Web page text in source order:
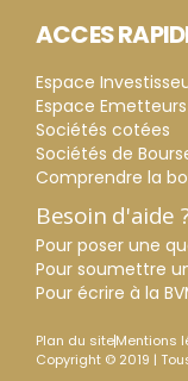
ACCES
Espace
Espace Emetteurs
Sociétés cotées
Sociétés de
Comprendre la
Besoin d'aide
Pour poser une
Pour soumettre
Pour écrire à la
Plan du siteMentions
Copyright © 2019 |